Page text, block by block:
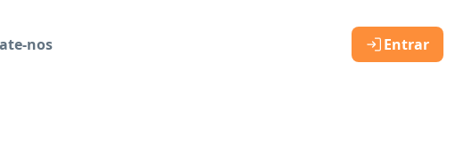
nos Entrar